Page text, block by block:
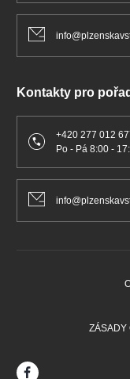
Kontakty pro
+420 277 012
Po - Pá 8:00 -
ZÁSADY